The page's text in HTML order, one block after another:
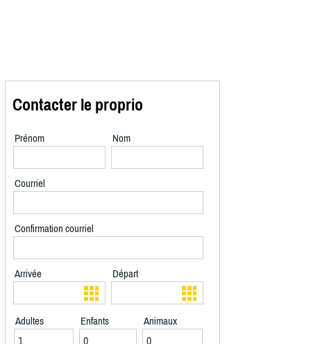
Contacter le proprio
Prénom Nom
Courriel
Confirmation courriel
Arrivée Départ
Adultes Enfants Animaux